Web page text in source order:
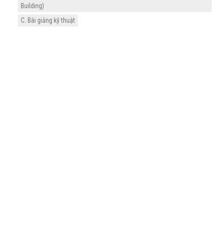
Building)
C. Bài giảng kỹ thuật